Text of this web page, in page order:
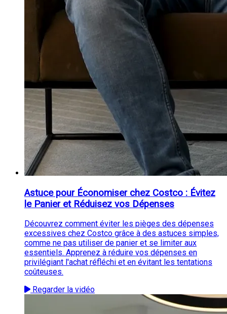
Astuce pour Économiser chez Costco : Évitez
le Panier et Réduisez vos Dépenses
Découvrez comment éviter les pièges des dépenses
excessives chez Costco grâce à des astuces simples,
comme ne pas utiliser de panier et se limiter aux
essentiels. Apprenez à réduire vos dépenses en
privilégiant l'achat réfléchi et en évitant les tentations
coûteuses.
Regarder la vidéo